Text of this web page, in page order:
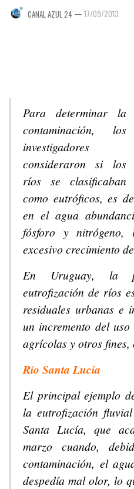
CANAL AZUL 24 — 17/09/2013
Para determinar la
contaminación, los
investigadores
consideraron si los
ríos se clasificaban
como eutróficos, es
en el agua
fósforo y
excesivo crecimiento
En Uruguay, la
eutrofización de ríos
residuales urbanas e
un incremento del
agrícolas y otros fines,
Río Santa Lucia
El principal ejemplo
la eutrofización
Santa Lucía, que
marzo cuando,
contaminación, el
despedía mal olor, lo